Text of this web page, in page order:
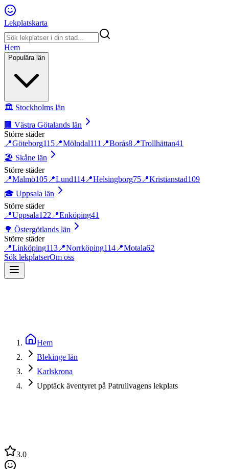
Lekplatskarta
Hem
Populära län
🏛️ Stockholms län
🏢 Västra Götalands län
Större städer
📍Göteborg115 📍Mölndal111 📍Borås8 📍Trollhättan41
🏖️ Skåne län
Större städer
📍Malmö105 📍Lund114 📍Helsingborg75 📍Kristianstad109
🎓 Uppsala län
Större städer
📍Uppsala122 📍Enköping41
🌳 Östergötlands län
Större städer
📍Linköping113 📍Norrköping114 📍Motala62
Sök lekplatserOm oss
Hem
Blekinge län
Karlskrona
Upptäck äventyret på Patrullvagens lekplats
3.0